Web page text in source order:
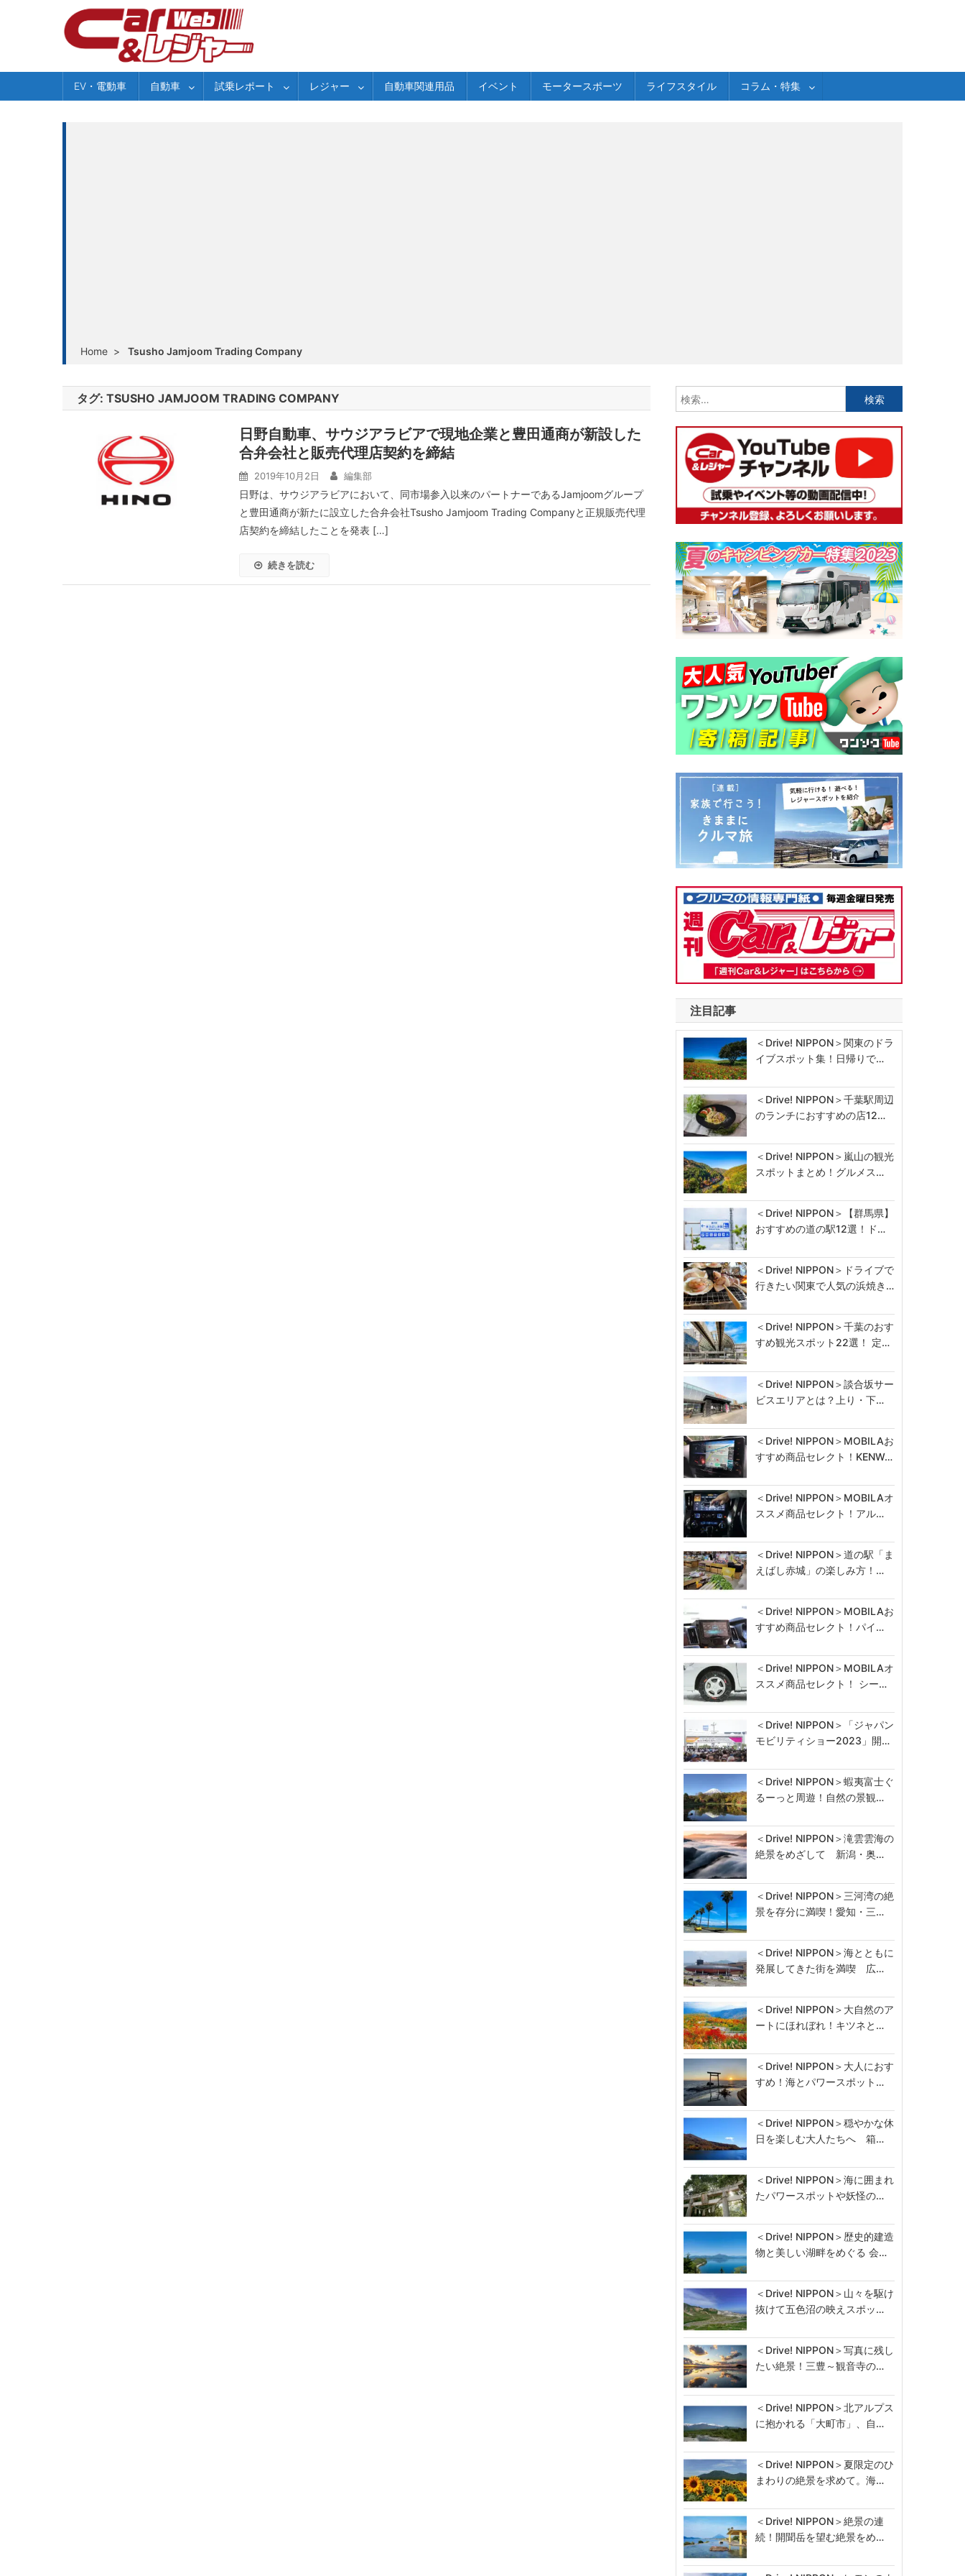
EV・電動車 自動車 試乗レポート レジャー 自動車関連用品 イベント モータースポーツ ライフスタイル コラム・特集
Home > Tsusho Jamjoom Trading Company
タグ: TSUSHO JAMJOOM TRADING COMPANY
日野自動車、サウジアラビアで現地企業と豊田通商が新設した
合弁会社と販売代理店契約を締結
2019年10月2日 編集部
日野は、サウジアラビアにおいて、同市場参入以来のパートナーであるJamjoomグループ
と豊田通商が新たに設立した合弁会社Tsusho Jamjoom Trading Companyと正規販売代理
店契約を締結したことを発表 […]
続きを読む
索:
注目記事
＜Drive! NIPPON＞関東のドラ
イブスポット集！日帰りで…
＜Drive! NIPPON＞千葉駅周辺
のランチにおすすめの店12…
＜Drive! NIPPON＞嵐山の観光
スポットまとめ！グルメス…
＜Drive! NIPPON＞【群馬県】
おすすめの道の駅12選！ド…
＜Drive! NIPPON＞ドライブで
行きたい関東で人気の浜焼き…
＜Drive! NIPPON＞千葉のおす
すめ観光スポット22選！ 定…
＜Drive! NIPPON＞談合坂サー
ビスエリアとは？上り・下…
＜Drive! NIPPON＞MOBILAお
すすめ商品セレクト！KENW…
＜Drive! NIPPON＞MOBILAオ
ススメ商品セレクト！アル…
＜Drive! NIPPON＞道の駅「ま
えばし赤城」の楽しみ方！…
＜Drive! NIPPON＞MOBILAお
すすめ商品セレクト！パイ…
＜Drive! NIPPON＞MOBILAオ
ススメ商品セレクト！ シー…
＜Drive! NIPPON＞「ジャパン
モビリティショー2023」開…
＜Drive! NIPPON＞蝦夷富士ぐ
るーっと周遊！自然の景観…
＜Drive! NIPPON＞滝雲雲海の
絶景をめざして 新潟・奥…
＜Drive! NIPPON＞三河湾の絶
景を存分に満喫！愛知・三…
＜Drive! NIPPON＞海とともに
発展してきた街を満喫 広…
＜Drive! NIPPON＞大自然のア
ートにほれぼれ！キツネと…
＜Drive! NIPPON＞大人におす
すめ！海とパワースポット…
＜Drive! NIPPON＞穏やかな休
日を楽しむ大人たちへ 箱…
＜Drive! NIPPON＞海に囲まれ
たパワースポットや妖怪の…
＜Drive! NIPPON＞歴史的建造
物と美しい湖畔をめぐる 会…
＜Drive! NIPPON＞山々を駆け
抜けて五色沼の映えスポッ…
＜Drive! NIPPON＞写真に残し
たい絶景！三豊～観音寺の…
＜Drive! NIPPON＞北アルプス
に抱かれる「大町市」、自…
＜Drive! NIPPON＞夏限定のひ
まわりの絶景を求めて。海…
＜Drive! NIPPON＞絶景の連
続！開聞岳を望む絶景をめ…